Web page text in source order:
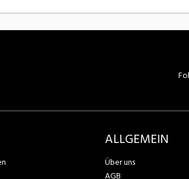
ALLGEMEIN
Über uns
AGB